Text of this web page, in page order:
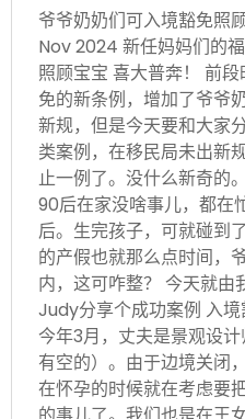
爷爷奶奶们可入境豁免照
Nov 2024 新任妈妈们的
照顾宝宝 喜大普奔！ 前
免的新条例，增加了爷爷
新规，但是今天要和大家
类案例，在移民局未出新
止一例了。没什么新奇的
90后在家没啥事儿，都在
后。生完孩子，可就碰到
的产假也就那么点时间，
内，这可咋整？ 今天就由
Judy分享个成功案例 入
今年3月，丈夫是景观设
有空的）。由于边境关闭
在怀孕的时候就在考虑要